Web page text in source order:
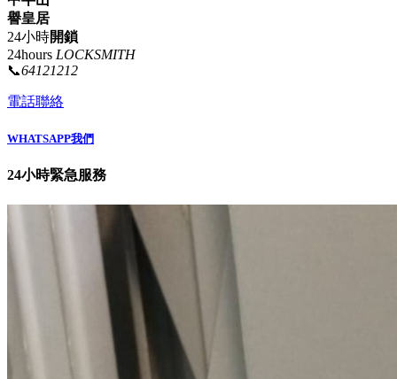
譽皇居
24小時開鎖
24hours LOCKSMITH
📞64121212
電話聯絡
WHATSAPP我們
24小時緊急服務